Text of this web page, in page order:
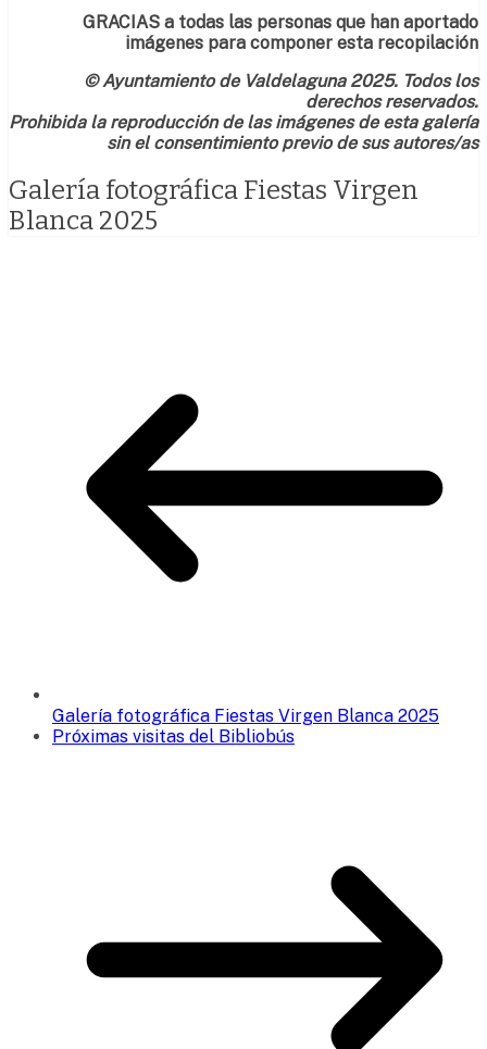
GRACIAS a todas las personas que han aportado
imágenes para componer esta recopilación
© Ayuntamiento de Valdelaguna 2025. Todos los
derechos reservados.
Prohibida la reproducción de las imágenes de esta galería
sin el consentimiento previo de sus autores/as
Galería fotográfica Fiestas Virgen
Blanca 2025
Galería fotográfica Fiestas Virgen Blanca 2025
Próximas visitas del Bibliobús